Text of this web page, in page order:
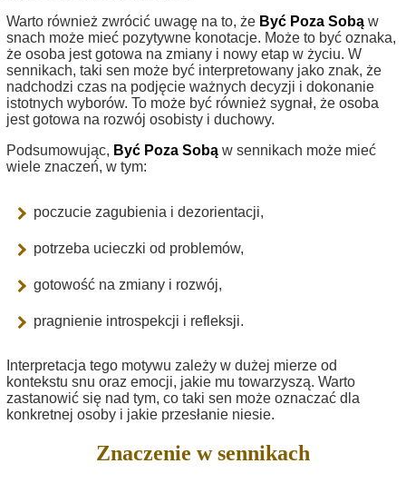
Warto również zwrócić uwagę na to, że Być Poza Sobą w
snach może mieć pozytywne konotacje. Może to być oznaka,
że osoba jest gotowa na zmiany i nowy etap w życiu. W
sennikach, taki sen może być interpretowany jako znak, że
nadchodzi czas na podjęcie ważnych decyzji i dokonanie
istotnych wyborów. To może być również sygnał, że osoba
jest gotowa na rozwój osobisty i duchowy.
Podsumowując, Być Poza Sobą w sennikach może mieć
wiele znaczeń, w tym:
poczucie zagubienia i dezorientacji,
potrzeba ucieczki od problemów,
gotowość na zmiany i rozwój,
pragnienie introspekcji i refleksji.
Interpretacja tego motywu zależy w dużej mierze od
kontekstu snu oraz emocji, jakie mu towarzyszą. Warto
zastanowić się nad tym, co taki sen może oznaczać dla
konkretnej osoby i jakie przesłanie niesie.
Znaczenie w sennikach